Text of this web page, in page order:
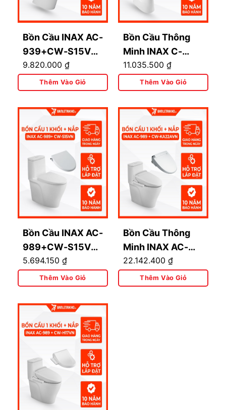
Bồn Cầu INAX AC-
939+CW-S15VN
1 Khối Nắp Rửa Cơ
9.820.000 ₫
Thêm Vào Giỏ
Bồn Cầu Thông
Minh INAX C-
514A+CW-H17VN
11.035.500 ₫
Thêm Vào Giỏ
Bồn Cầu INAX AC-
989+CW-S15VN
1 Khối Nắp Rửa Cơ
5.694.150 ₫
Thêm Vào Giỏ
Bồn Cầu Thông
Minh INAX AC-
989+CW-
KA22AVN Có
Remote
22.142.400 ₫
Thêm Vào Giỏ